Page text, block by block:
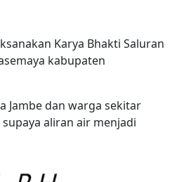
Karya Bhakti Saluran
kabupaten
Jambe dan warga sekitar
aliran air menjadi